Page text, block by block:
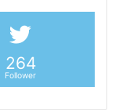
264
Follower